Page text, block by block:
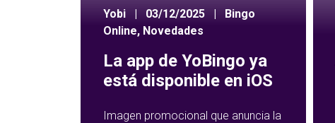
Yobi | 03/12/2025 |
Bingo
Online, Novedades
La app de YoBingo ya
está disponible en iOS
Imagen promocional que anuncia la